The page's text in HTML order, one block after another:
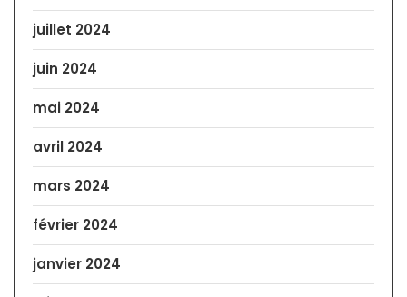
juillet 2024
juin 2024
mai 2024
avril 2024
mars 2024
février 2024
janvier 2024